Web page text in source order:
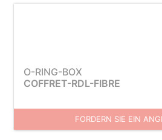
O-RING-BOX
COFFRET-RDL-FIBRE
FORDERN SIE EIN